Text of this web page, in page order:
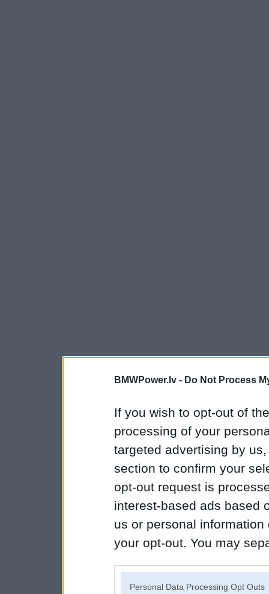
BMWPower.lv - Do Not Process
If you wish to opt-out of
processing of your
targeted advertising by
section to confirm your
opt-out request is
interest-based ads based
us or personal
your opt-out. You may
Personal Data Processing Opt Outs